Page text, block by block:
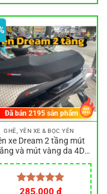
GHẾ, YÊN XE & BỌC YÊN
xe Dream 2 tầng mút
và mút vàng da 4D
Được xếp
Giá
285,000 ₫Giá
Đã bán 2195sản phẩm